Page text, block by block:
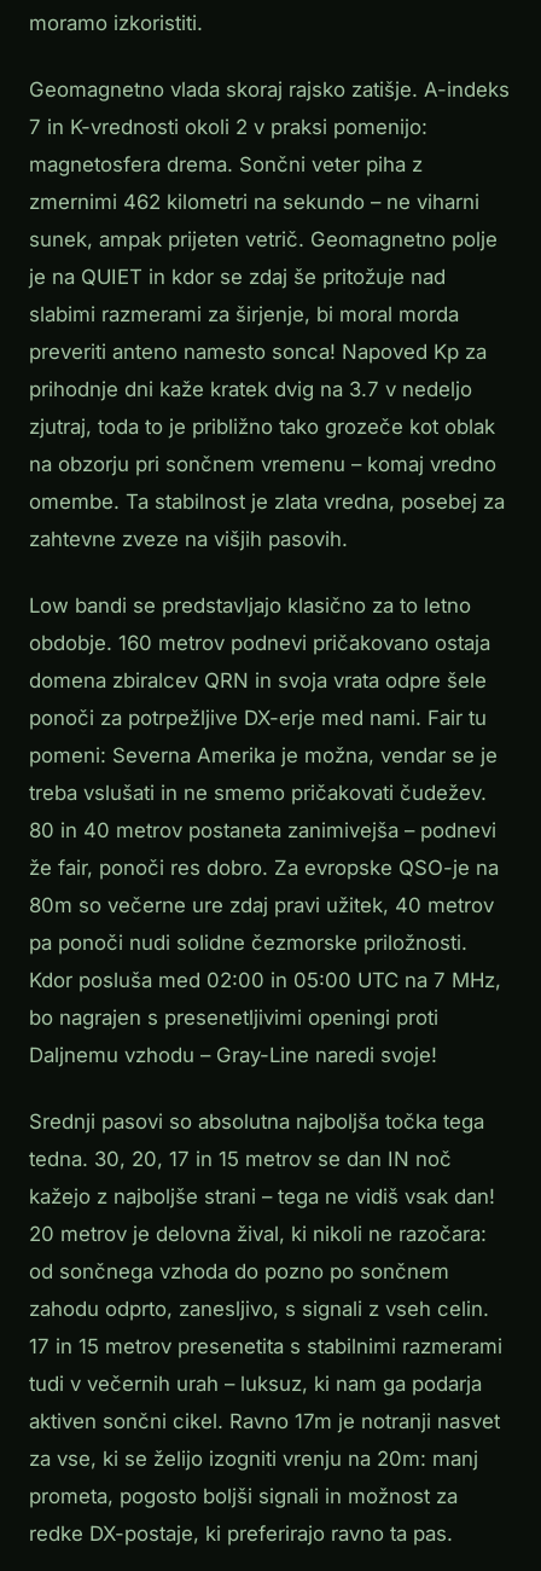
moramo izkoristiti.
Geomagnetno vlada skoraj rajsko zatišje. A-indeks
7 in K-vrednosti okoli 2 v praksi pomenijo:
magnetosfera drema. Sončni veter piha z
zmernimi 462 kilometri na sekundo – ne viharni
sunek, ampak prijeten vetrič. Geomagnetno polje
je na QUIET in kdor se zdaj še pritožuje nad
slabimi razmerami za širjenje, bi moral morda
preveriti anteno namesto sonca! Napoved Kp za
prihodnje dni kaže kratek dvig na 3.7 v nedeljo
zjutraj, toda to je približno tako grozeče kot oblak
na obzorju pri sončnem vremenu – komaj vredno
omembe. Ta stabilnost je zlata vredna, posebej za
zahtevne zveze na višjih pasovih.
Low bandi se predstavljajo klasično za to letno
obdobje. 160 metrov podnevi pričakovano ostaja
domena zbiralcev QRN in svoja vrata odpre šele
ponoči za potrpežljive DX-erje med nami. Fair tu
pomeni: Severna Amerika je možna, vendar se je
treba vslušati in ne smemo pričakovati čudežev.
80 in 40 metrov postaneta zanimivejša – podnevi
že fair, ponoči res dobro. Za evropske QSO-je na
80m so večerne ure zdaj pravi užitek, 40 metrov
pa ponoči nudi solidne čezmorske priložnosti.
Kdor posluša med 02:00 in 05:00 UTC na 7 MHz,
bo nagrajen s presenetljivimi openingi proti
Daljnemu vzhodu – Gray-Line naredi svoje!
Srednji pasovi so absolutna najboljša točka tega
tedna. 30, 20, 17 in 15 metrov se dan IN noč
kažejo z najboljše strani – tega ne vidiš vsak dan!
20 metrov je delovna žival, ki nikoli ne razočara:
od sončnega vzhoda do pozno po sončnem
zahodu odprto, zanesljivo, s signali z vseh celin.
17 in 15 metrov presenetita s stabilnimi razmerami
tudi v večernih urah – luksuz, ki nam ga podarja
aktiven sončni cikel. Ravno 17m je notranji nasvet
za vse, ki se želijo izogniti vrenju na 20m: manj
prometa, pogosto boljši signali in možnost za
redke DX-postaje, ki preferirajo ravno ta pas.